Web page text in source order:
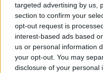
targeted advertising by us,
section to confirm your
opt-out request is
interest-based ads based
us or personal information
your opt-out. You may
disclosure of your personal